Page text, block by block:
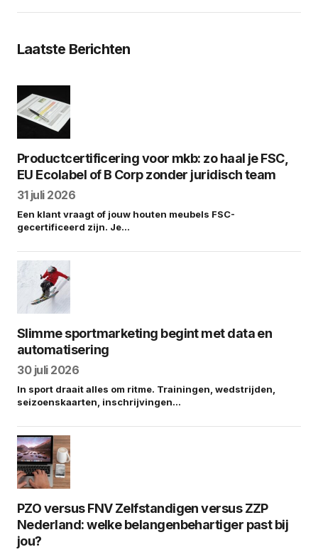
Laatste Berichten
Productcertificering voor mkb: zo haal je FSC,
EU Ecolabel of B Corp zonder juridisch team
31 juli 2026
Een klant vraagt of jouw houten meubels FSC-
gecertificeerd zijn. Je…
Slimme sportmarketing begint met data en
automatisering
30 juli 2026
In sport draait alles om ritme. Trainingen, wedstrijden,
seizoenskaarten, inschrijvingen…
PZO versus FNV Zelfstandigen versus ZZP
Nederland: welke belangenbehartiger past bij
jou?